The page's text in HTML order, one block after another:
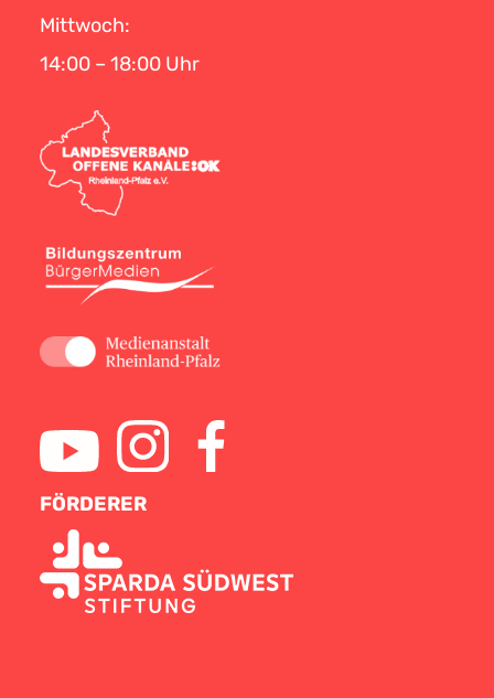
Mittwoch:
14:00 – 18:00 Uhr
FÖRDERER